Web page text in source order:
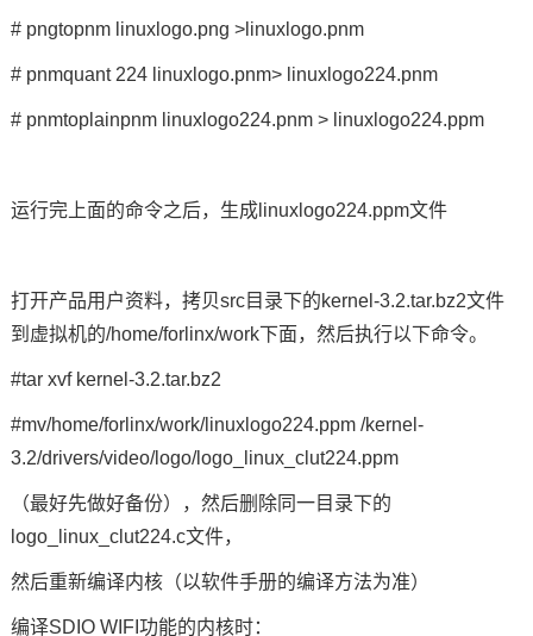
# pngtopnm linuxlogo.png >linuxlogo.pnm
# pnmquant 224 linuxlogo.pnm> linuxlogo224.pnm
# pnmtoplainpnm linuxlogo224.pnm > linuxlogo224.ppm
运行完上面的命令之后，生成linuxlogo224.ppm文件
打开产品用户资料，拷贝src目录下的kernel-3.2.tar.bz2文件
到虚拟机的/home/forlinx/work下面，然后执行以下命令。
#tar xvf kernel-3.2.tar.bz2
#mv/home/forlinx/work/linuxlogo224.ppm /kernel-
3.2/drivers/video/logo/logo_linux_clut224.ppm
（最好先做好备份），然后删除同一目录下的
logo_linux_clut224.c文件，
然后重新编译内核（以软件手册的编译方法为准）
编译SDIO WIFI功能的内核时：